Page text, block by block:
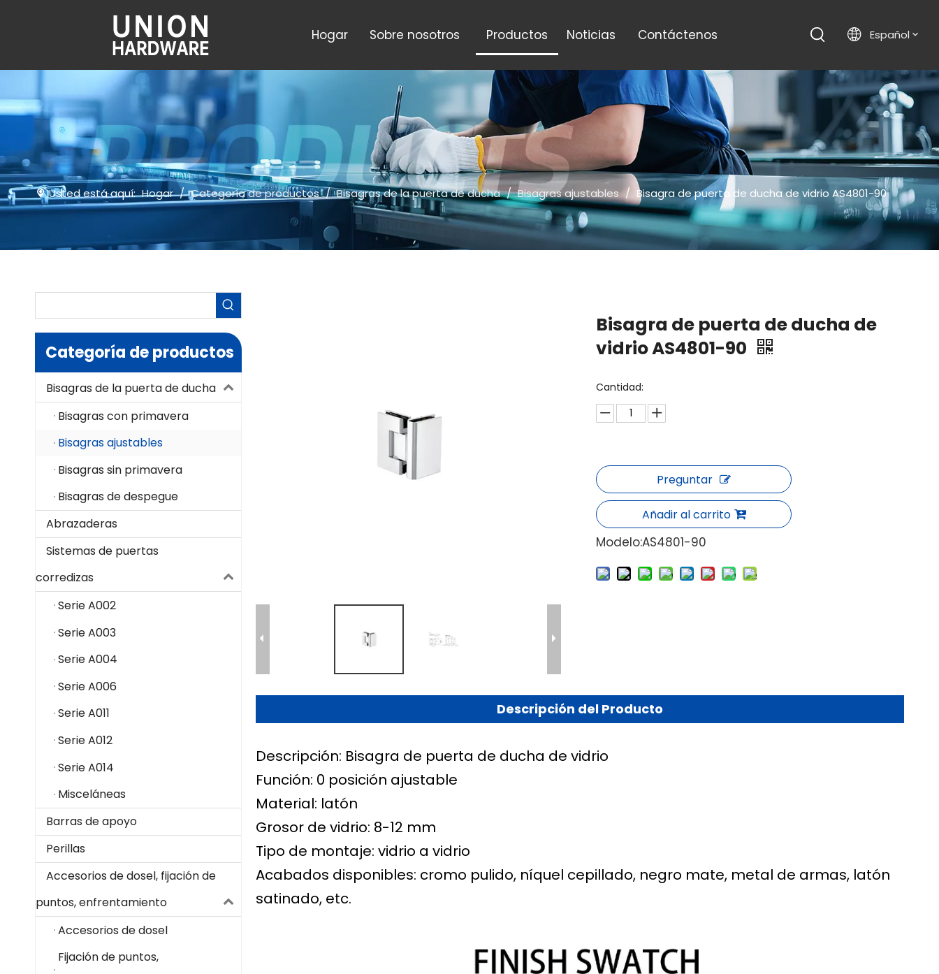
Hogar Sobre nosotros Productos Noticias Contáctenos Español
Usted está aquí: Hogar / Categoría de productos / Bisagras de la puerta de ducha / Bisagras ajustables / Bisagra de puerta de ducha de vidrio AS4801-90
Categoría de productos
Bisagras de la puerta de ducha
Bisagras con primavera
Bisagras ajustables
Bisagras sin primavera
Bisagras de despegue
Abrazaderas
Sistemas de puertas
corredizas
Serie A002
Serie A003
Serie A004
Serie A006
Serie A011
Serie A012
Serie A014
Misceláneas
Barras de apoyo
Perillas
Accesorios de dosel, fijación de
puntos, enfrentamiento
Accesorios de dosel
Fijación de puntos,
Bisagra de puerta de ducha de
vidrio AS4801-90
Cantidad:
Preguntar
Añadir al carrito
Modelo:AS4801-90
Descripción del Producto
Descripción: Bisagra de puerta de ducha de vidrio
Función: 0 posición ajustable
Material: latón
Grosor de vidrio: 8-12 mm
Tipo de montaje: vidrio a vidrio
Acabados disponibles: cromo pulido, níquel cepillado, negro mate, metal de armas, latón
satinado, etc.